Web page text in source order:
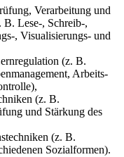
Verarbeitung und
Lese-, Schreib-,
, Visualisierungs- und
(z. B.
Arbeits-
(z. B.
und Stärkung des
(z. B.
Sozialformen).